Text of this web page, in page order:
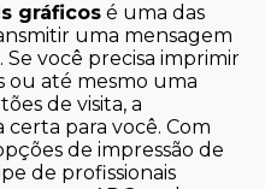
gráficos é uma das
uma mensagem
você precisa imprimir
ou até mesmo uma
de visita, a
certa para você. Com
de impressão de
de profissionais